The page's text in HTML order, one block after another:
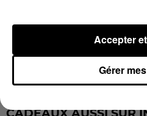
Gérer
Accepter